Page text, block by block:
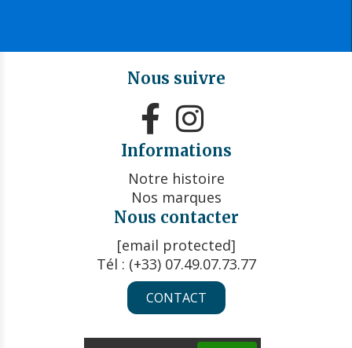
Nous suivre
 
Informations
Notre histoire
Nos marques
Nous contacter
[email protected]
Tél : (+33) 07.49.07.73.77
CONTACT